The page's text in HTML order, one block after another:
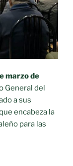
marzo de
General del
a sus
encabeza la
para las